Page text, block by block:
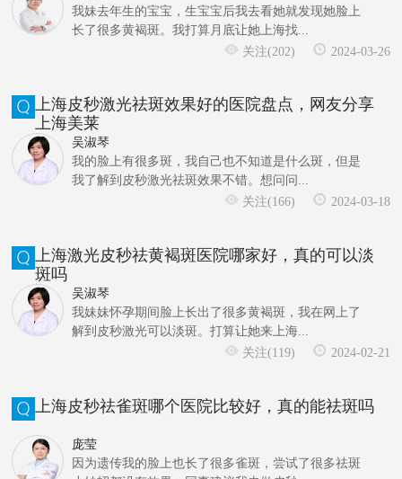
我妹去年生的宝宝，生宝宝后我去看她就发现她脸上
长了很多黄褐斑。我打算月底让她上海找...
关注(202)
2024-03-26
上海皮秒激光祛斑效果好的医院盘点，网友分享
上海美莱
吴淑琴
我的脸上有很多斑，我自己也不知道是什么斑，但是
我了解到皮秒激光祛斑效果不错。想问问...
关注(166)
2024-03-18
上海激光皮秒祛黄褐斑医院哪家好，真的可以淡
斑吗
吴淑琴
我妹妹怀孕期间脸上长出了很多黄褐斑，我在网上了
解到皮秒激光可以淡斑。打算让她来上海...
关注(119)
2024-02-21
上海皮秒祛雀斑哪个医院比较好，真的能祛斑吗
庞莹
因为遗传我的脸上也长了很多雀斑，尝试了很多祛斑